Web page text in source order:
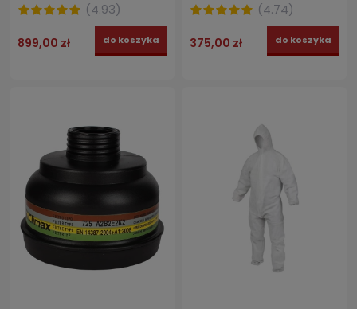
(4.93)
899,00 zł do koszyka
(4.74)
375,00 zł do koszyka